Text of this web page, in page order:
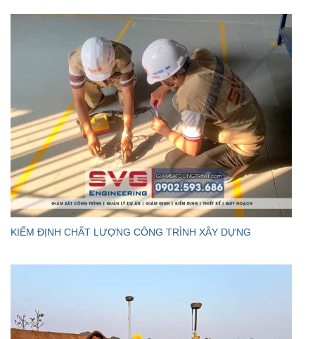
KIỂM ĐỊNH CHẤT LƯỢNG CÔNG TRÌNH XÂY DỰNG